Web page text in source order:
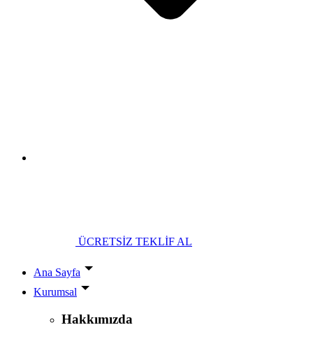
ÜCRETSİZ TEKLİF AL
Ana Sayfa
Kurumsal
Hakkımızda